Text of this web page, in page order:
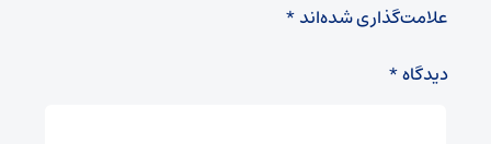
علامت‌گذاری شده‌اند*
دیدگاه*